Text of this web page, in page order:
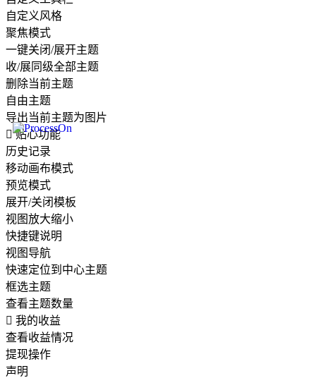
自定义风格
聚焦模式
一键关闭/展开主题
收/展同级全部主题
删除当前主题
自由主题
导出当前主题为图片
 贴心功能
历史记录
移动画布模式
预览模式
展开/关闭模板
视图放大缩小
快捷键说明
视图导航
快速定位到中心主题
框选主题
查看主题数量
 我的收益
查看收益情况
提现操作
声明